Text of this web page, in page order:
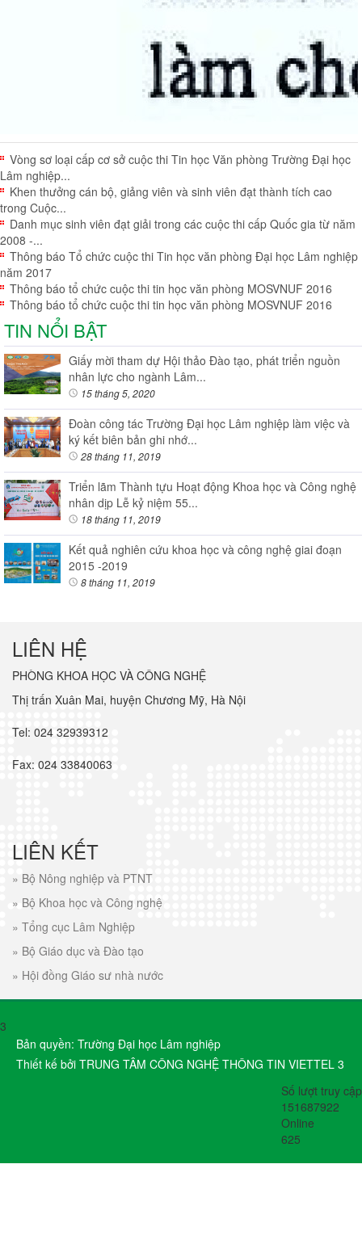
Vòng sơ loại cấp cơ sở cuộc thi Tin học Văn phòng Trường Đại học
Lâm nghiệp...
Khen thưởng cán bộ, giảng viên và sinh viên đạt thành tích cao
trong Cuộc...
Danh mục sinh viên đạt giải trong các cuộc thi cấp Quốc gia từ năm
2008 -...
Thông báo Tổ chức cuộc thi Tin học văn phòng Đại học Lâm nghiệp
năm 2017
Thông báo tổ chức cuộc thi tin học văn phòng MOSVNUF 2016
Thông báo tổ chức cuộc thi tin học văn phòng MOSVNUF 2016
TIN NỔI BẬT
Giấy mời tham dự Hội thảo Đào tạo, phát triển nguồn
nhân lực cho ngành Lâm...
15 tháng 5, 2020
Đoàn công tác Trường Đại học Lâm nghiệp làm việc và
ký kết biên bản ghi nhớ...
28 tháng 11, 2019
Triển lãm Thành tựu Hoạt động Khoa học và Công nghệ
nhân dịp Lễ kỷ niệm 55...
18 tháng 11, 2019
Kết quả nghiên cứu khoa học và công nghệ giai đoạn
2015 -2019
8 tháng 11, 2019
LIÊN HỆ
PHÒNG KHOA HỌC VÀ CÔNG NGHỆ
Thị trấn Xuân Mai, huyện Chương Mỹ, Hà Nội
Tel: 024 32939312
Fax: 024 33840063
LIÊN KẾT
» Bộ Nông nghiệp và PTNT
» Bộ Khoa học và Công nghệ
» Tổng cục Lâm Nghiệp
» Bộ Giáo dục và Đào tạo
» Hội đồng Giáo sư nhà nước
3
Bản quyền: Trường Đại học Lâm nghiệp
Thiết kế bởi TRUNG TÂM CÔNG NGHỆ THÔNG TIN VIETTEL 3
Số lượt truy cập
151687922
Online
625